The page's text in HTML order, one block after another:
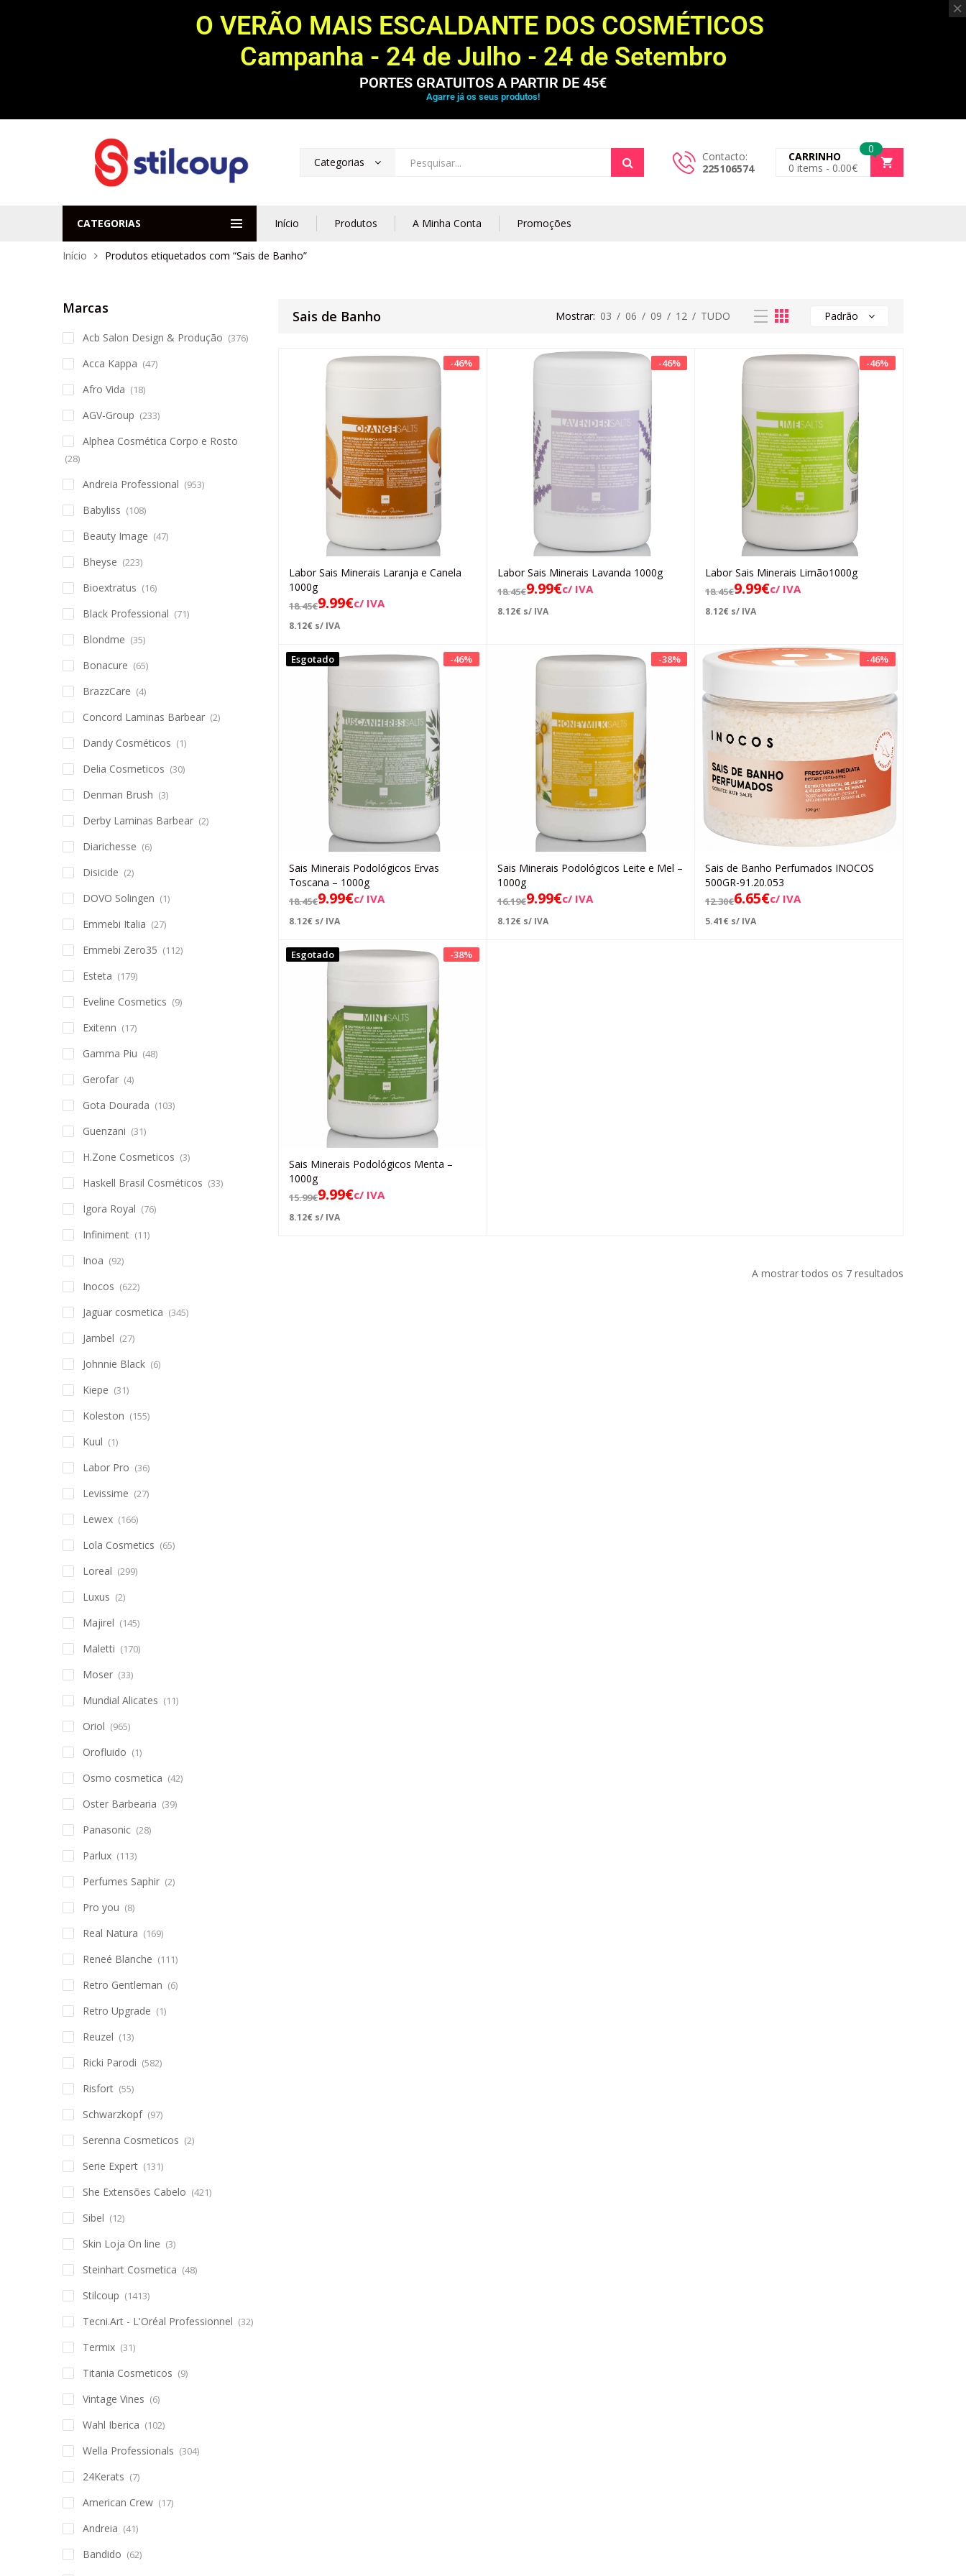
O VERÃO MAIS ESCALDANTE DOS COSMÉTICOS
Campanha - 24 de Julho - 24 de Setembro
PORTES GRATUITOS A PARTIR DE 45€
Agarre já os seus produtos!
Categorias
Contacto:
225106574
0
CARRINHO
0 items - 0.00€
CATEGORIAS Início Produtos A Minha Conta Promoções
Início Produtos etiquetados com “Sais de Banho”
Sais de Banho Mostrar: 03 / 06 / 09 / 12 / TUDO Padrão
-46%
Adicionar
Labor Sais Minerais Laranja e Canela
1000g
18.45€9.99€c/ IVA
8.12€ s/ IVA
-46%
Adicionar
Labor Sais Minerais Lavanda 1000g
18.45€9.99€c/ IVA
8.12€ s/ IVA
-46%
Adicionar
Labor Sais Minerais Limão1000g
18.45€9.99€c/ IVA
8.12€ s/ IVA
-46%
Esgotado
Ler mais
Sais Minerais Podológicos Ervas
Toscana – 1000g
18.45€9.99€c/ IVA
8.12€ s/ IVA
-38%
Adicionar
Sais Minerais Podológicos Leite e Mel –
1000g
16.19€9.99€c/ IVA
8.12€ s/ IVA
-46%
Adicionar
Sais de Banho Perfumados INOCOS
500GR-91.20.053
12.30€6.65€c/ IVA
5.41€ s/ IVA
-38%
Esgotado
Ler mais
Sais Minerais Podológicos Menta –
1000g
15.99€9.99€c/ IVA
8.12€ s/ IVA
A mostrar todos os 7 resultados
Marcas
Acb Salon Design & Produção (376)
Acca Kappa (47)
Afro Vida (18)
AGV-Group (233)
Alphea Cosmética Corpo e Rosto
(28)
Andreia Professional (953)
Babyliss (108)
Beauty Image (47)
Bheyse (223)
Bioextratus (16)
Black Professional (71)
Blondme (35)
Bonacure (65)
BrazzCare (4)
Concord Laminas Barbear (2)
Dandy Cosméticos (1)
Delia Cosmeticos (30)
Denman Brush (3)
Derby Laminas Barbear (2)
Diarichesse (6)
Disicide (2)
DOVO Solingen (1)
Emmebi Italia (27)
Emmebi Zero35 (112)
Esteta (179)
Eveline Cosmetics (9)
Exitenn (17)
Gamma Piu (48)
Gerofar (4)
Gota Dourada (103)
Guenzani (31)
H.Zone Cosmeticos (3)
Haskell Brasil Cosméticos (33)
Igora Royal (76)
Infiniment (11)
Inoa (92)
Inocos (622)
Jaguar cosmetica (345)
Jambel (27)
Johnnie Black (6)
Kiepe (31)
Koleston (155)
Kuul (1)
Labor Pro (36)
Levissime (27)
Lewex (166)
Lola Cosmetics (65)
Loreal (299)
Luxus (2)
Majirel (145)
Maletti (170)
Moser (33)
Mundial Alicates (11)
Oriol (965)
Orofluido (1)
Osmo cosmetica (42)
Oster Barbearia (39)
Panasonic (28)
Parlux (113)
Perfumes Saphir (2)
Pro you (8)
Real Natura (169)
Reneé Blanche (111)
Retro Gentleman (6)
Retro Upgrade (1)
Reuzel (13)
Ricki Parodi (582)
Risfort (55)
Schwarzkopf (97)
Serenna Cosmeticos (2)
Serie Expert (131)
She Extensões Cabelo (421)
Sibel (12)
Skin Loja On line (3)
Steinhart Cosmetica (48)
Stilcoup (1413)
Tecni.Art - L'Oréal Professionnel (32)
Termix (31)
Titania Cosmeticos (9)
Vintage Vines (6)
Wahl Iberica (102)
Wella Professionals (304)
24Kerats (7)
American Crew (17)
Andreia (41)
Bandido (62)